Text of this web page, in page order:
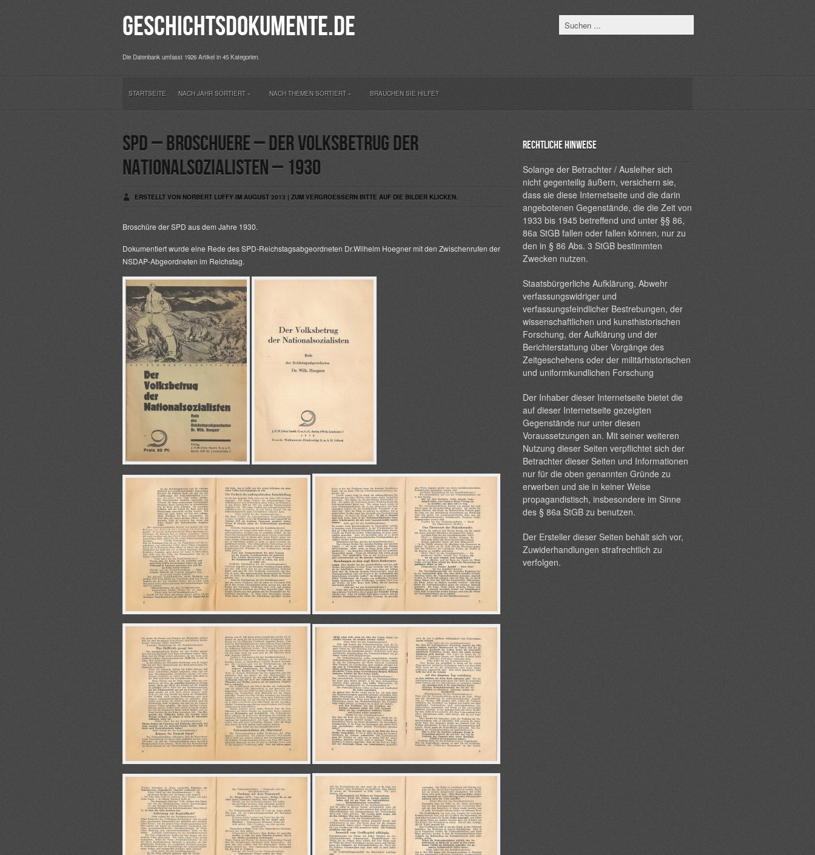
Geschichtsdokumente.de
Die Datenbank umfasst 1926 Artikel in 45 Kategorien.
STARTSEITE NACH JAHR SORTIERT» NACH THEMEN SORTIERT» BRAUCHEN SIE HILFE?
SPD – Broschuere – Der Volksbetrug der
Nationalsozialisten – 1930
ERSTELLT VON NORBERT LUFFY IM AUGUST 2013 | ZUM VERGROESSERN BITTE AUF DIE BILDER KLICKEN.
Broschüre der SPD aus dem Jahre 1930.
Dokumentiert wurde eine Rede des SPD-Reichstagsabgeordneten Dr.Wilhelm Hoegner mit den Zwischenrufen der
NSDAP-Abgeordneten im Reichstag.
Rechtliche Hinweise
Solange der Betrachter / Ausleiher sich
nicht gegenteilig äußern, versichern sie,
dass sie diese Internetseite und die darin
angebotenen Gegenstände, die die Zeit von
1933 bis 1945 betreffend und unter §§ 86,
86a StGB fallen oder fallen können, nur zu
den in § 86 Abs. 3 StGB bestimmten
Zwecken nutzen.
Staatsbürgerliche Aufklärung, Abwehr
verfassungswidriger und
verfassungsfeindlicher Bestrebungen, der
wissenschaftlichen und kunsthistorischen
Forschung, der Aufklärung und der
Berichterstattung über Vorgänge des
Zeitgeschehens oder der militärhistorischen
und uniformkundlichen Forschung
Der Inhaber dieser Internetseite bietet die
auf dieser Internetseite gezeigten
Gegenstände nur unter diesen
Voraussetzungen an. Mit seiner weiteren
Nutzung dieser Seiten verpflichtet sich der
Betrachter dieser Seiten und Informationen
nur für die oben genannten Gründe zu
erwerben und sie in keiner Weise
propagandistisch, insbesondere im Sinne
des § 86a StGB zu benutzen.
Der Ersteller dieser Seiten behält sich vor,
Zuwiderhandlungen strafrechtlich zu
verfolgen.